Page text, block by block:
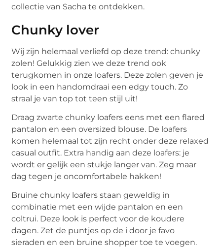
collectie van Sacha te ontdekken.
Chunky lover
Wij zijn helemaal verliefd op deze trend: chunky
zolen! Gelukkig zien we deze trend ook
terugkomen in onze loafers. Deze zolen geven je
look in een handomdraai een edgy touch. Zo
straal je van top tot teen stijl uit!
Draag zwarte chunky loafers eens met een flared
pantalon en een oversized blouse. De loafers
komen helemaal tot zijn recht onder deze relaxed
casual outfit. Extra handig aan deze loafers: je
wordt er gelijk een stukje langer van. Zeg maar
dag tegen je oncomfortabele hakken!
Bruine chunky loafers staan geweldig in
combinatie met een wijde pantalon en een
coltrui. Deze look is perfect voor de koudere
dagen. Zet de puntjes op de i door je favo
sieraden en een bruine shopper toe te voegen.